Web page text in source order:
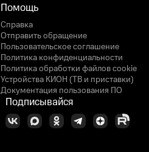
Помощь
Справка
Отправить обращение
Пользовательское соглашение
Политика конфиденциальности
Политика обработки файлов cookie
Устройства КИОН (ТВ и приставки)
Документация пользования ПО
Подписывайся